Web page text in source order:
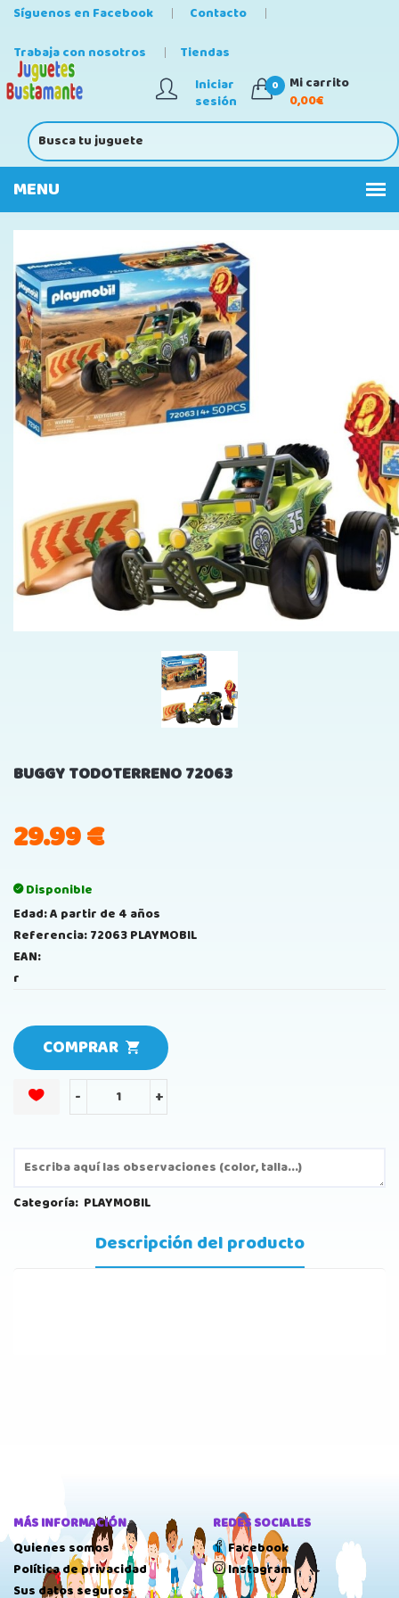
Síguenos en Facebook
Contacto
Trabaja con nosotros
Tiendas
Iniciar
sesión
0
Mi carrito
0,00€
BUGGY TODOTERRENO 72063
29.99€
Disponible
Edad: A partir de 4 años
Referencia: 72063 PLAYMOBIL
EAN:
r
COMPRAR
- +
Categoría: PLAYMOBIL
Descripción del producto
MÁS INFORMACIÓN
Quienes somos
Política de privacidad
Sus datos seguros
REDES SOCIALES
Facebook
Instagram